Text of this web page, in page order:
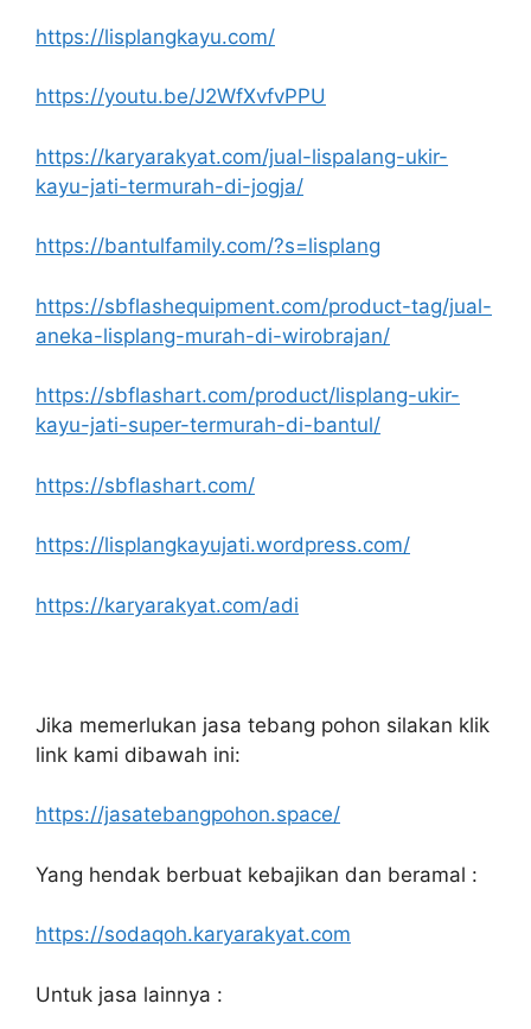
https://lisplangkayu.com/
https://youtu.be/J2WfXvfvPPU
https://karyarakyat.com/jual-lispalang-ukir-
kayu-jati-termurah-di-jogja/
https://bantulfamily.com/?s=lisplang
https://sbflashequipment.com/product-tag/jual-
aneka-lisplang-murah-di-wirobrajan/
https://sbflashart.com/product/lisplang-ukir-
kayu-jati-super-termurah-di-bantul/
https://sbflashart.com/
https://lisplangkayujati.wordpress.com/
https://karyarakyat.com/adi
Jika memerlukan jasa tebang pohon silakan klik
link kami dibawah ini:
https://jasatebangpohon.space/
Yang hendak berbuat kebajikan dan beramal :
https://sodaqoh.karyarakyat.com
Untuk jasa lainnya :